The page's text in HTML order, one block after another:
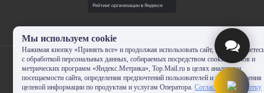
Мы используем cookie
Нажимая кнопку «Принять все» и продолжая использовать сайт, Вы
с обработкой персональных данных, собираемых посредством cookie-файлов и
метрических программ «Яндекс.Метрика», Top.Mail.ru в целях аналитики
посещаемости сайта, определения предпочтений пользователей и предоставления
целевой информации по продуктам и услугам Оператора.Согласие на обработку